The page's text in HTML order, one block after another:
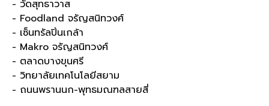
- วัดสุทธาวาส
- Foodland จรัญสนิทวงศ์
- เซ็นทรัลปิ่นเกล้า
- Makro จรัญสนิทวงศ์
- ตลาดบางขุนศรี
- วิทยาลัยเทคโนโลยีสยาม
- ถนนพรานนก-พุทธมณฑลสายสี่